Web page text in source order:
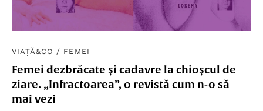
VIAȚĂ&CO / FEMEI
Femei dezbrăcate și cadavre la chioșcul de
ziare. „Infractoarea”, o revistă cum n-o să
mai vezi